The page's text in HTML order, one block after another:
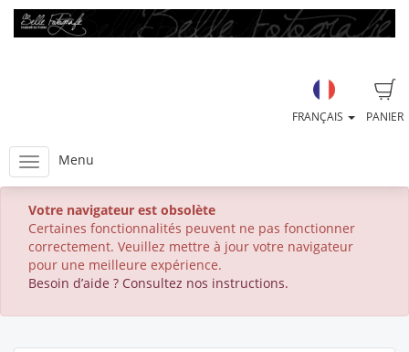
PANIER
FRANÇAIS
Menu
Votre navigateur est obsolète
Certaines fonctionnalités peuvent ne pas fonctionner
correctement. Veuillez mettre à jour votre navigateur
pour une meilleure expérience.
Besoin d’aide ? Consultez nos instructions.